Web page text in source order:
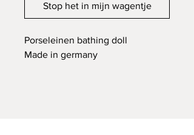
Stop het in mijn wagentje
Porseleinen bathing doll
Made in germany